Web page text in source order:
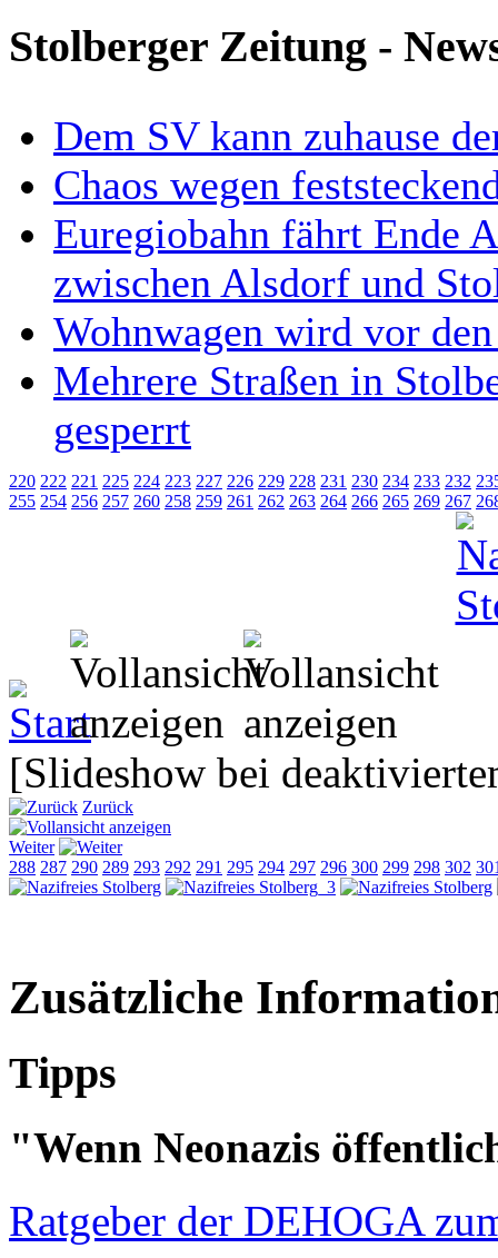
Stolberger Zeitung -
Dem SV kann zuhause
Chaos wegen
Euregiobahn fährt Ende
zwischen Alsdorf und
Wohnwagen wird vor
Mehrere Straßen in
gesperrt
220 222 221 225 224 223 227 226 229 228 231 230 234 233 232
255 254 256 257 260 258 259 261 262 263 264 266 265 269 267
[Slideshow bei
Zurück
Weiter
288 287 290 289 293 292 291 295 294 297 296 300 299 298 302
Zusätzliche
Tipps
"Wenn Neonazis
Ratgeber der DEHOGA